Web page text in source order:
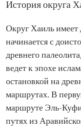
История округа
Округ Хаиль имеет
начинается с
древнего
ведет к эпохе
остановкой на
маршрутах. В
маршруте Эль-
путях из